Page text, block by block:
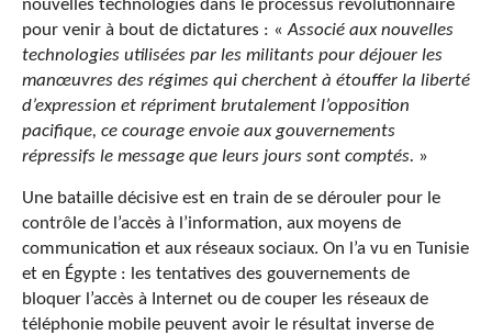
nouvelles technologies dans le processus révolutionnaire
pour venir à bout de dictatures : «Associé aux nouvelles
technologies utilisées par les militants pour déjouer les
manœuvres des régimes qui cherchent à étouffer la liberté
d’expression et répriment brutalement l’opposition
pacifique, ce courage envoie aux gouvernements
répressifs le message que leurs jours sont comptés. »
Une bataille décisive est en train de se dérouler pour le
contrôle de l’accès à l’information, aux moyens de
communication et aux réseaux sociaux. On l’a vu en Tunisie
et en Égypte : les tentatives des gouvernements de
bloquer l’accès à Internet ou de couper les réseaux de
téléphonie mobile peuvent avoir le résultat inverse de